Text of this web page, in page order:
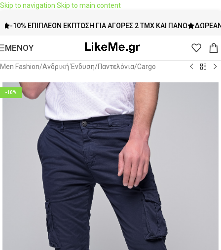
Skip to navigation Skip to main content
ΕΠΙΠΛΈΟΝ ΈΚΠΤΩΣΗ ΓΙΑ ΑΓΟΡΈΣ 2 ΤΜΧ ΚΑΙ ΠΆΝΩ ΔΩΡΕΆΝ
ΜΕΝΟΥ
Men Fashion/Ανδρική Ένδυση/Παντελόνια/Cargo
-10%